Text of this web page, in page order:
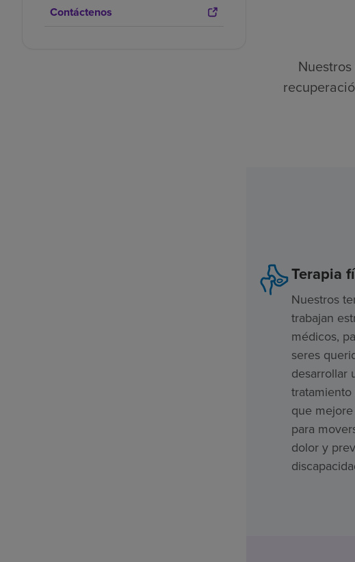
Contáctenos
Terapia
Nuestros
trabajan
médicos,
seres
desarrollar
que
para
dolor y